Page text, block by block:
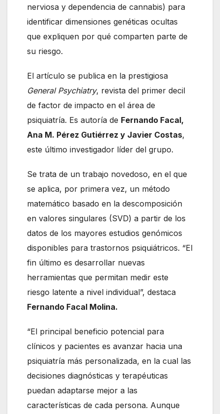
nerviosa y dependencia de cannabis) para
identificar dimensiones genéticas ocultas
que expliquen por qué comparten parte de
su riesgo.
El artículo se publica en la prestigiosa
General Psychiatry, revista del primer decil
de factor de impacto en el área de
psiquiatría. Es autoría de Fernando Facal,
Ana M. Pérez Gutiérrez y Javier Costas,
este último investigador líder del grupo.
Se trata de un trabajo novedoso, en el que
se aplica, por primera vez, un método
matemático basado en la descomposición
en valores singulares (SVD) a partir de los
datos de los mayores estudios genómicos
disponibles para trastornos psiquiátricos. “El
fin último es desarrollar nuevas
herramientas que permitan medir este
riesgo latente a nivel individual”, destaca
Fernando Facal Molina.
“El principal beneficio potencial para
clínicos y pacientes es avanzar hacia una
psiquiatría más personalizada, en la cual las
decisiones diagnósticas y terapéuticas
puedan adaptarse mejor a las
características de cada persona. Aunque